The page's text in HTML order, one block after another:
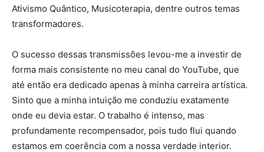
Ativismo Quântico, Musicoterapia, dentre outros temas
transformadores.
O sucesso dessas transmissões levou-me a investir de
forma mais consistente no meu canal do YouTube, que
até então era dedicado apenas à minha carreira artística.
Sinto que a minha intuição me conduziu exatamente
onde eu devia estar. O trabalho é intenso, mas
profundamente recompensador, pois tudo flui quando
estamos em coerência com a nossa verdade interior.